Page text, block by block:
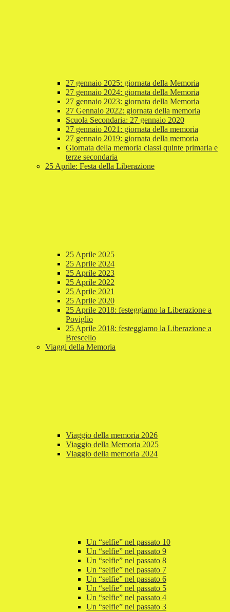
27 gennaio 2025: giornata della Memoria
27 gennaio 2024: giornata della Memoria
27 gennaio 2023: giornata della Memoria
27 Gennaio 2022: giornata della memoria
Scuola Secondaria: 27 gennaio 2020
27 gennaio 2021: giornata della memoria
27 gennaio 2019: giornata della memoria
Giornata della memoria classi quinte primaria e
terze secondaria
25 Aprile: Festa della Liberazione
25 Aprile 2025
25 Aprile 2024
25 Aprile 2023
25 Aprile 2022
25 Aprile 2021
25 Aprile 2020
25 Aprile 2018: festeggiamo la Liberazione a
Poviglio
25 Aprile 2018: festeggiamo la Liberazione a
Brescello
Viaggi della Memoria
Viaggio della memoria 2026
Viaggio della Memoria 2025
Viaggio della memoria 2024
Un “selfie” nel passato 10
Un “selfie” nel passato 9
Un “selfie” nel passato 8
Un “selfie” nel passato 7
Un “selfie” nel passato 6
Un “selfie” nel passato 5
Un “selfie” nel passato 4
Un “selfie” nel passato 3